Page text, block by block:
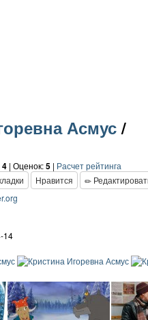
Асмус/
4 | Оценок:5 | Расчет рейтинга
Нравится
14